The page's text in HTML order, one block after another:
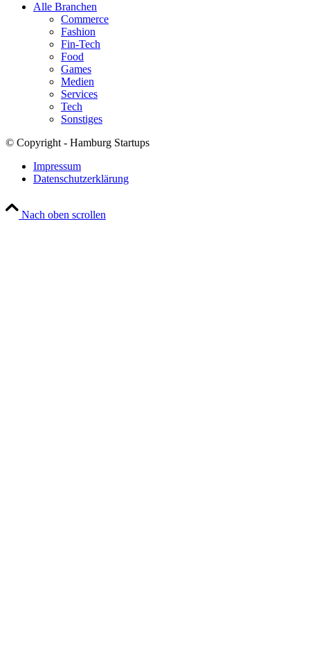
Alle Branchen
Commerce
Fashion
Fin-Tech
Food
Games
Medien
Services
Tech
Sonstiges
© Copyright - Hamburg Startups
Impressum
Datenschutzerklärung
Nach oben scrollen